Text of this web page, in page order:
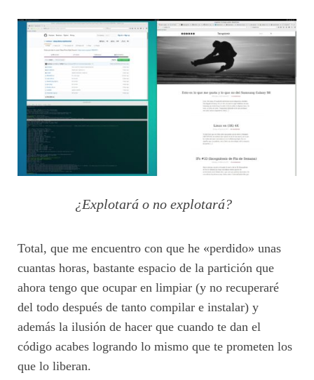
¿Explotará o no explotará?
Total, que me encuentro con que he «perdido» unas
cuantas horas, bastante espacio de la partición que
ahora tengo que ocupar en limpiar (y no recuperaré
del todo después de tanto compilar e instalar) y
además la ilusión de hacer que cuando te dan el
código acabes logrando lo mismo que te prometen los
que lo liberan.